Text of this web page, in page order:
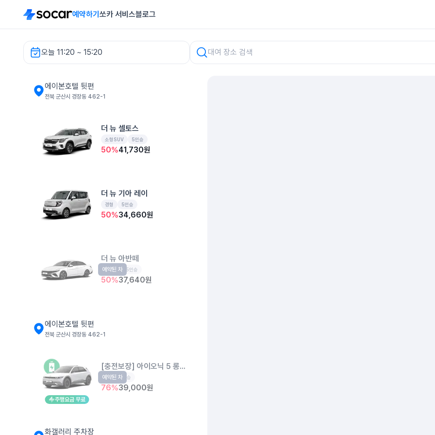
예약하기 쏘카 서비스블로그
오늘 11:20 ~ 15:20
에이본호텔 뒷편 렌터카
에이본호텔 뒷편
전북 군산시 경장동 462-1
더 뉴 셀토스
소형SUV 5인승
50%41,730원
더 뉴 기아 레이
경형 5인승
50%34,660원
더 뉴 아반떼
준중형 5인승
50%37,640원
예약된 차
에이본호텔 뒷편
전북 군산시 경장동 462-1
주행요금 무료
[충전보장] 아이오닉 5 롱레인지
EV 5인승
76%39,000원
예약된 차
화갤러리 주차장